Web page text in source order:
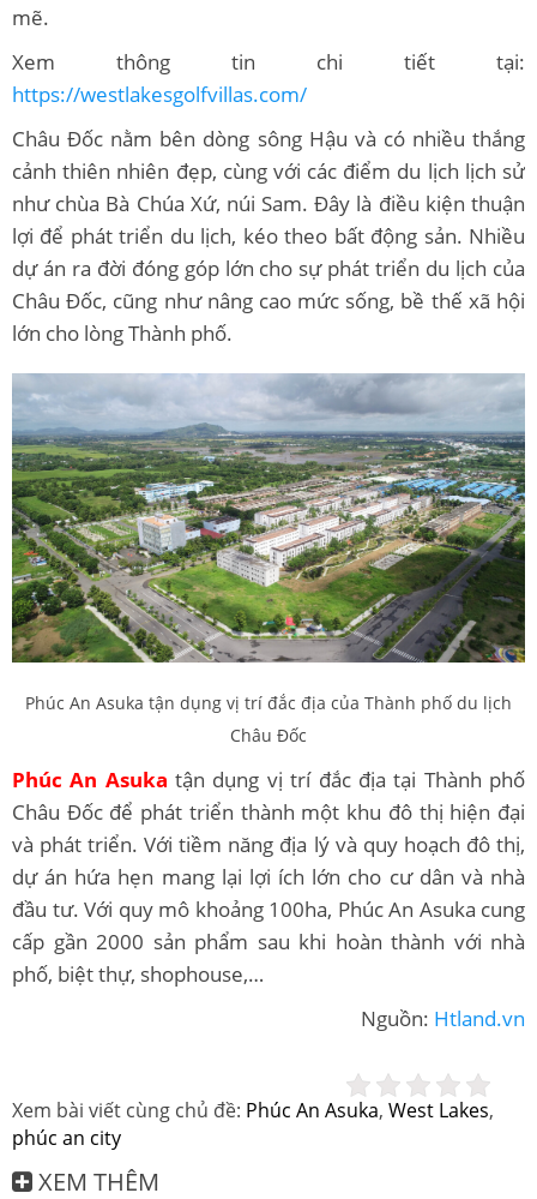
mẽ.
Xem thông tin chi tiết tại:
https://westlakesgolfvillas.com/
Châu Đốc nằm bên dòng sông Hậu và có nhiều thắng
cảnh thiên nhiên đẹp, cùng với các điểm du lịch lịch sử
như chùa Bà Chúa Xứ, núi Sam. Đây là điều kiện thuận
lợi để phát triển du lịch, kéo theo bất động sản. Nhiều
dự án ra đời đóng góp lớn cho sự phát triển du lịch của
Châu Đốc, cũng như nâng cao mức sống, bề thế xã hội
lớn cho lòng Thành phố.
Phúc An Asuka tận dụng vị trí đắc địa của Thành phố du lịch
Châu Đốc
Phúc An Asuka tận dụng vị trí đắc địa tại Thành phố
Châu Đốc để phát triển thành một khu đô thị hiện đại
và phát triển. Với tiềm năng địa lý và quy hoạch đô thị,
dự án hứa hẹn mang lại lợi ích lớn cho cư dân và nhà
đầu tư. Với quy mô khoảng 100ha, Phúc An Asuka cung
cấp gần 2000 sản phẩm sau khi hoàn thành với nhà
phố, biệt thự, shophouse,…
Nguồn: Htland.vn
Xem bài viết cùng chủ đề: Phúc An Asuka, West Lakes,
phúc an city
XEM THÊM